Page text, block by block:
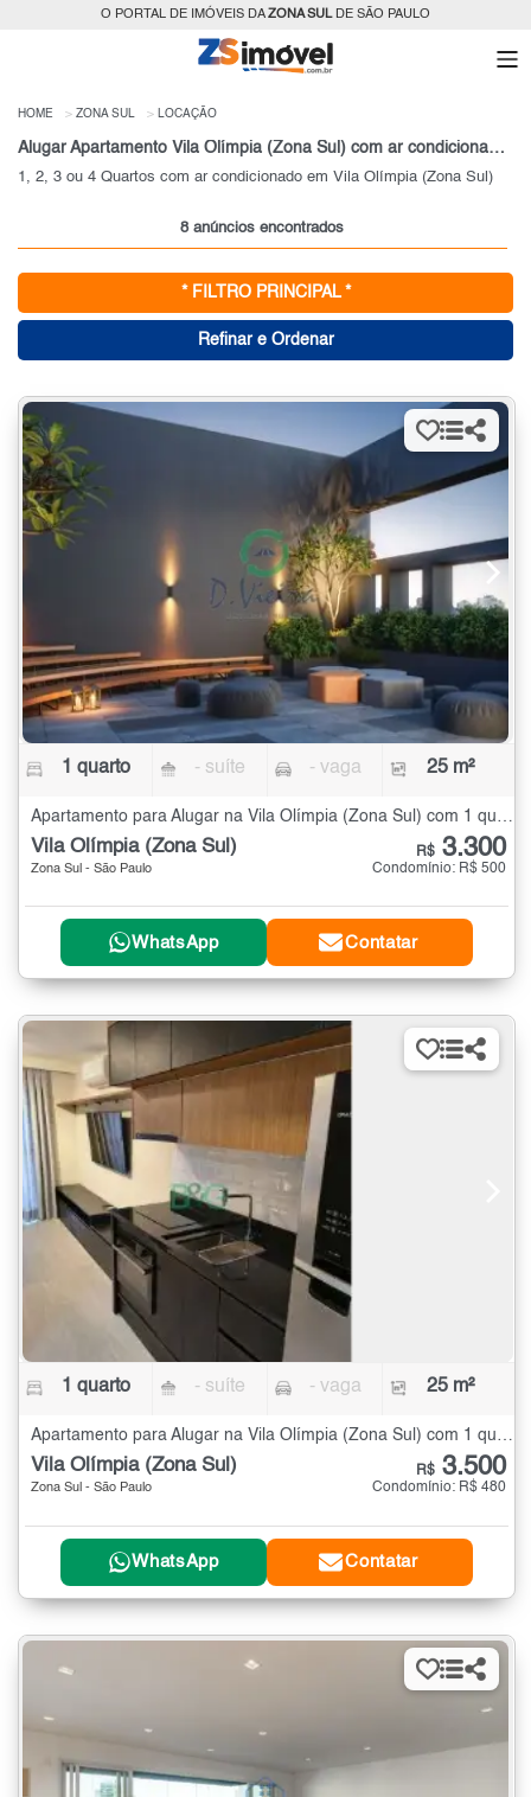
O PORTAL DE IMÓVEIS DAZONA SULDE SÃO PAULO
HOME ZONA SUL LOCAÇÃO
Alugar Apartamento Vila Olímpia (Zona Sul) com ar condicionado, Zona Sul, SP
1, 2, 3 ou 4 Quartos com ar condicionado em Vila Olímpia (Zona Sul)
8 anúncios encontrados
* FILTRO PRINCIPAL *
Refinar e Ordenar
1 quarto - suíte - vaga 25 m²
Apartamento para Alugar na Vila Olímpia (Zona Sul) com 1 quarto - 25 m²
Vila Olímpia (Zona Sul)
Zona Sul - São Paulo
R$ 3.300
Condomínio: R$ 500
WhatsApp Contatar
1 quarto - suíte - vaga 25 m²
Apartamento para Alugar na Vila Olímpia (Zona Sul) com 1 quarto - 25 m²
Vila Olímpia (Zona Sul)
Zona Sul - São Paulo
R$ 3.500
Condomínio: R$ 480
WhatsApp Contatar